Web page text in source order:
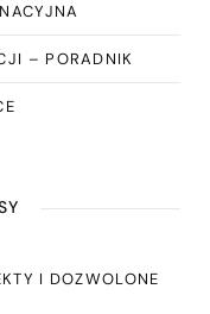
– PORADNIK
I DOZWOLONE